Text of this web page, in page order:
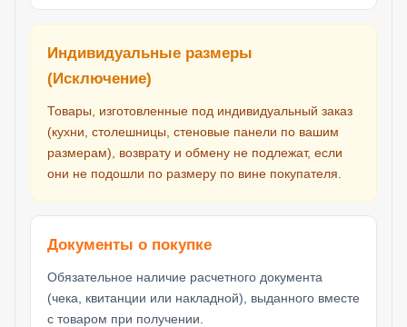
Индивидуальные размеры
(Исключение)
Товары, изготовленные под индивидуальный заказ
(кухни, столешницы, стеновые панели по вашим
размерам), возврату и обмену не подлежат, если
они не подошли по размеру по вине покупателя.
Документы о покупке
Обязательное наличие расчетного документа
(чека, квитанции или накладной), выданного вместе
с товаром при получении.